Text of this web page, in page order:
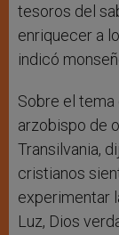
tesoros del
enriquecer a
indicó
Sobre el tema
arzobispo de
Transilvania,
cristianos
experimentar
Luz, Dios